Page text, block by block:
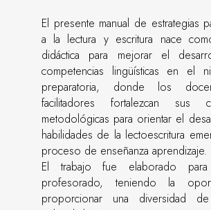
El presente manual de estrategias
a la lectura y escritura nace
didáctica para mejorar el
competencias lingüísticas en el
preparatoria, donde los
facilitadores fortalezcan sus
metodológicas para orientar el
habilidades de la lectoescritura
proceso de enseñanza aprendizaje.
El trabajo fue elaborado
profesorado, teniendo la
proporcionar una diversidad de